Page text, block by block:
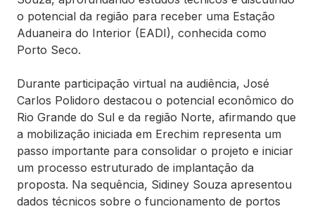
o potencial da região para receber uma Estação
Aduaneira do Interior (EADI), conhecida como
Porto Seco.
Durante participação virtual na audiência, José
Carlos Polidoro destacou o potencial econômico do
Rio Grande do Sul e da região Norte, afirmando que
a mobilização iniciada em Erechim representa um
passo importante para consolidar o projeto e iniciar
um processo estruturado de implantação da
proposta. Na sequência, Sidiney Souza apresentou
dados técnicos sobre o funcionamento de portos